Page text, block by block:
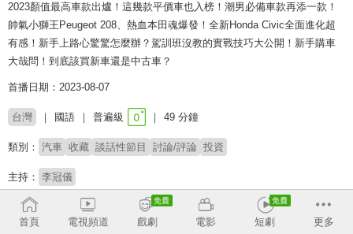
2023顏值最高車款出爐！這幾款平價車也入榜！潮男必備車款再添一款！
帥氣小獅王Peugeot 208、熱血本田魂爆發！全新Honda Civic全面進化超
有感！新手上路心驚驚怎麼辦？駕訓班沒教的實戰技巧大公開！新手購車
大哉問！到底該買新車還是中古車？
首播日期：2023-08-07
台灣 國語 普遍級 49 分鐘
類別： 汽車 收藏 談話性節目 討論/評論 投資
主持： 李冠儀
首頁 電視頻道 戲劇 電影 短劇 更多